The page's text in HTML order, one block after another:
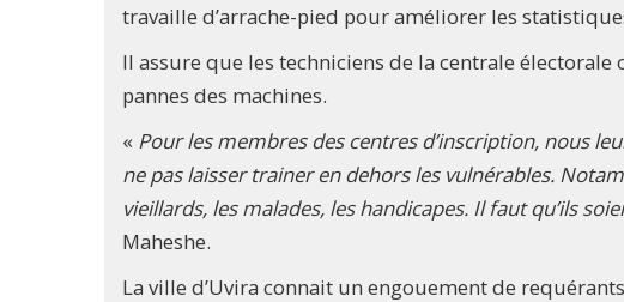
travaille d’arrache-pied pour améliorer les
Il assure que les techniciens de la centrale
pannes des machines.
« Pour les membres des centres d’inscription, nous
ne pas laisser trainer en dehors les vulnérables.
vieillards, les malades, les handicapes. Il faut qu’ils
Maheshe.
La ville d’Uvira connait un engouement de